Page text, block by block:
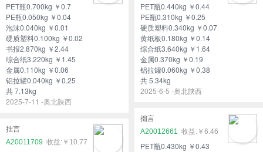
PET瓶0.700kg ￥0.7
PE瓶0.050kg ￥0.04
泡沫0.040kg ￥0.01
硬质塑料0.100kg ￥0.02
书报2.870kg ￥2.44
综合纸3.220kg ￥1.45
金属0.110kg ￥0.06
铝拉罐0.040kg ￥0.25
共 7.13kg
2025-7-11 -奥北陕西
PET瓶0.440kg ￥0.44
PE瓶0.310kg ￥0.25
硬质塑料0.340kg ￥0.07
黄纸板0.180kg ￥0.14
综合纸3.640kg ￥1.64
金属0.370kg ￥0.19
铝拉罐0.060kg ￥0.38
共 5.34kg
2025-6-5 -奥北陕西
拙言
A20012661
￥6.46
PET瓶0.430kg ￥0.43
拙言
A20011709
￥10.77